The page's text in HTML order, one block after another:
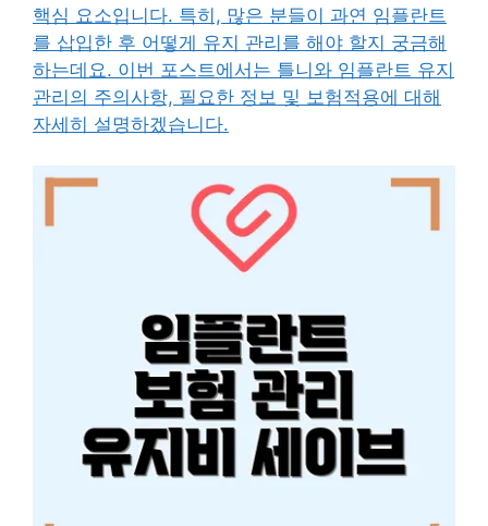
핵심 요소입니다. 특히, 많은 분들이 과연 임플란트
를 삽입한 후 어떻게 유지 관리를 해야 할지 궁금해
하는데요. 이번 포스트에서는 틀니와 임플란트 유지
관리의 주의사항, 필요한 정보 및 보험적용에 대해
자세히 설명하겠습니다.